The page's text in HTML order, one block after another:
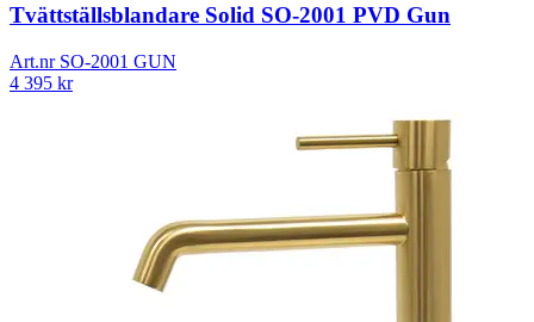
Tvättställsblandare Solid SO-2001 PVD Gun
Art.nr SO-2001 GUN
4 395 kr